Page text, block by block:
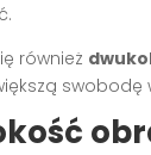
również